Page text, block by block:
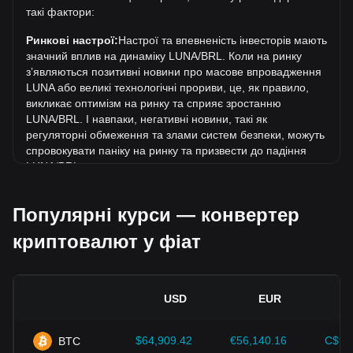
За останні 7 днів обмінний курс Terra (LUNA) виріс на
2.46%. За останній місяць обмінний курс Terra (LUNA)
знизився на 14.16% щодо наступної валюти:
Бразильський реал (BRL).
такі фактори:
Ринкові настрої:Настрої та впевненість інвесторів мають
значний вплив на динаміку LUNA/BRL. Коли на ринку
зʼявляються позитивні новини про масове впровадження
LUNA або великі технологічні прориви, це, як правило,
викликає оптимізм на ринку та сприяє зростанню
LUNA/BRL. І навпаки, негативні новини, такі як
регуляторні обмеження та злами систем безпеки, можуть
спровокувати паніку на ринку та призвести до падіння
LUNA/BRL.
регуляція, що стосуються криптовалют, мають
безпосередній вплив на їх масове впровадження, що, в
свою чергу, визначає їхню вартість відносно традиційних
навпаки, незрозуміла або надто сувора регуляторна
спричинити падіння їхньої вартості.
Популярні курси — конвертер
криптовалют у фіат
USD EUR
BTC $64,909.42 €56,140.16